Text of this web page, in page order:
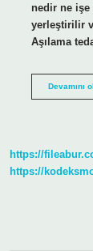
nedir ne işe
yerleştirilir
Aşılama
Devamını
https://
https://